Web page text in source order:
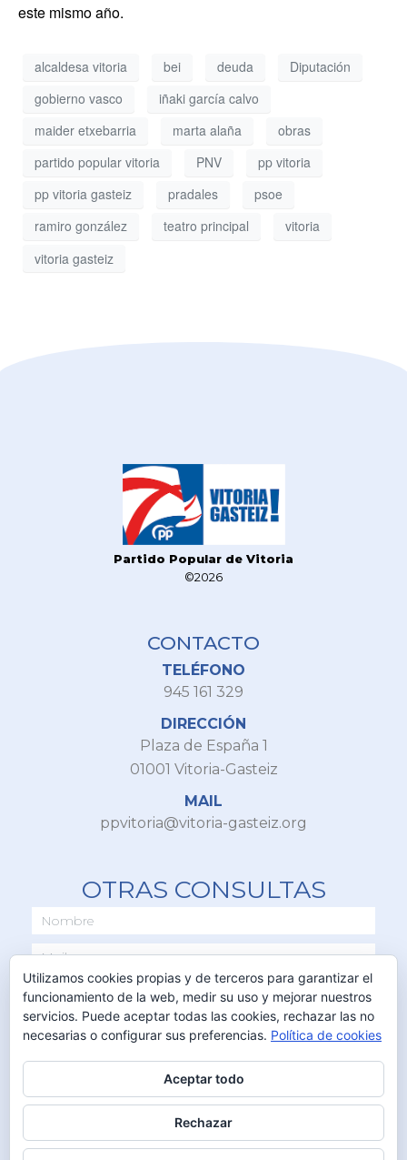
este mismo año.
alcaldesa vitoria bei deuda
Diputación
gobierno vasco
iñaki garcía calvo
maider etxebarria
marta alaña
obras
partido popular vitoria
PNV
pp vitoria
pp vitoria gasteiz
pradales
psoe
ramiro gonzález
teatro principal
vitoria
vitoria gasteiz
Partido Popular de Vitoria
©2026
CONTACTO
TELÉFONO
945 161 329
DIRECCIÓN
Plaza de España 1
01001 Vitoria-Gasteiz
MAIL
ppvitoria@vitoria-gasteiz.org
OTRAS CONSULTAS
ENVIAR
Utilizamos cookies propias y de terceros para garantizar el
funcionamiento de la web, medir su uso y mejorar nuestros
servicios. Puede aceptar todas las cookies, rechazar las no
necesarias o configurar sus preferencias. Política de cookies
Aceptar todo
Rechazar